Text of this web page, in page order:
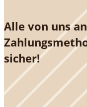
Alle von uns
sicher!